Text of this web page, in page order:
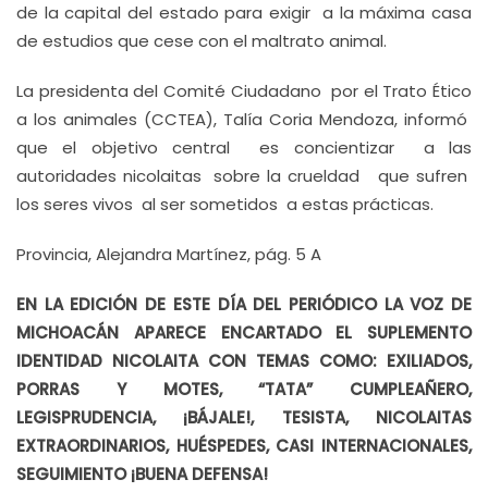
de la capital del estado para exigir a la máxima casa
de estudios que cese con el maltrato animal.
La presidenta del Comité Ciudadano por el Trato Ético
a los animales (CCTEA), Talía Coria Mendoza, informó
que el objetivo central es concientizar a las
autoridades nicolaitas sobre la crueldad que sufren
los seres vivos al ser sometidos a estas prácticas.
Provincia, Alejandra Martínez, pág. 5 A
EN LA EDICIÓN DE ESTE DÍA DEL PERIÓDICO LA VOZ DE
MICHOACÁN APARECE ENCARTADO EL SUPLEMENTO
IDENTIDAD NICOLAITA CON TEMAS COMO: EXILIADOS,
PORRAS Y MOTES, “TATA” CUMPLEAÑERO,
LEGISPRUDENCIA, ¡BÁJALE!, TESISTA, NICOLAITAS
EXTRAORDINARIOS, HUÉSPEDES, CASI INTERNACIONALES,
SEGUIMIENTO ¡BUENA DEFENSA!